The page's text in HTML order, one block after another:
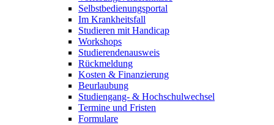
Selbstbedienungsportal
Im Krankheitsfall
Studieren mit Handicap
Workshops
Studierendenausweis
Rückmeldung
Kosten & Finanzierung
Beurlaubung
Studiengang- & Hochschulwechsel
Termine und Fristen
Formulare